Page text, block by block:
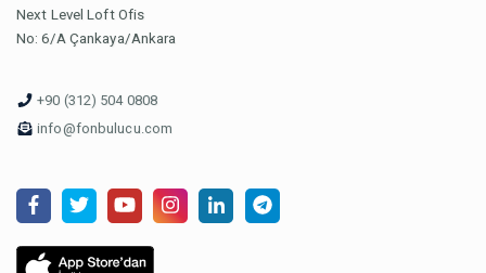
Next Level Loft Ofis
No: 6/A Çankaya/Ankara
+90 (312) 504 0808
info@fonbulucu.com